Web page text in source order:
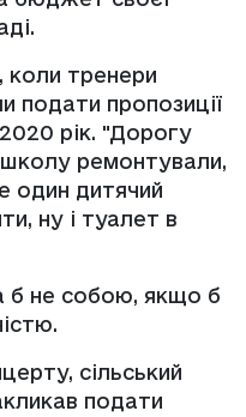
коли тренери
подати пропозиції
рік. "Дорогу
школу ремонтували,
один дитячий
ну і туалет в
б не собою, якщо б
сільський
подати